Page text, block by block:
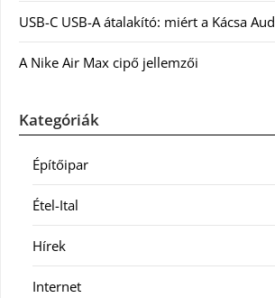
USB-C USB-A átalakító: miért a Kácsa
A Nike Air Max cipő jellemzői
Kategóriák
Építőipar
Étel-Ital
Hírek
Internet